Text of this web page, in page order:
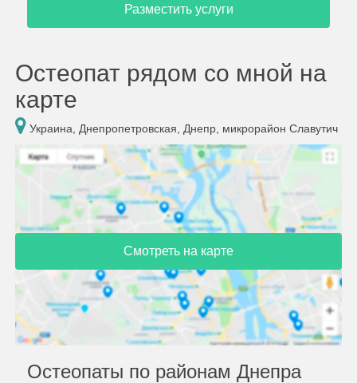
Разместить услуги
Остеопат рядом со мной на
карте
Украина, Днепропетровская, Днепр, микрорайон Славутич
Смотреть на карте
Остеопаты по районам Днепра